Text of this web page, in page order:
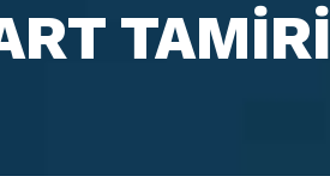
TAMIRI